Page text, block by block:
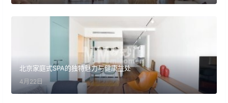
北京家庭式SPA的独特魅力与健康益处
4月22日